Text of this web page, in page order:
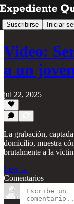
Suscribirse Iniciar
Video:
a un
jul 22, 2025
La grabación,
domicilio, muestra
brutalmente a la
Leer →
Comentarios